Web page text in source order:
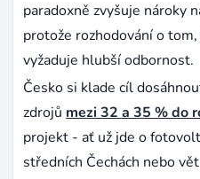
paradoxně zvyšuje nároky
protože rozhodování o
vyžaduje hlubší odbornost.
Česko si klade cíl
zdrojů mezi 32 a 35 % do
projekt - ať už jde o
středních Čechách nebo